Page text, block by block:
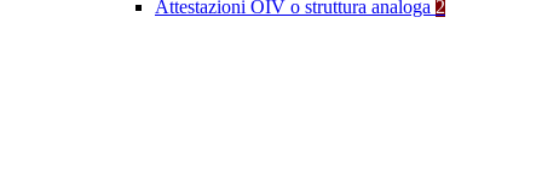
Attestazioni OIV o struttura analoga 2